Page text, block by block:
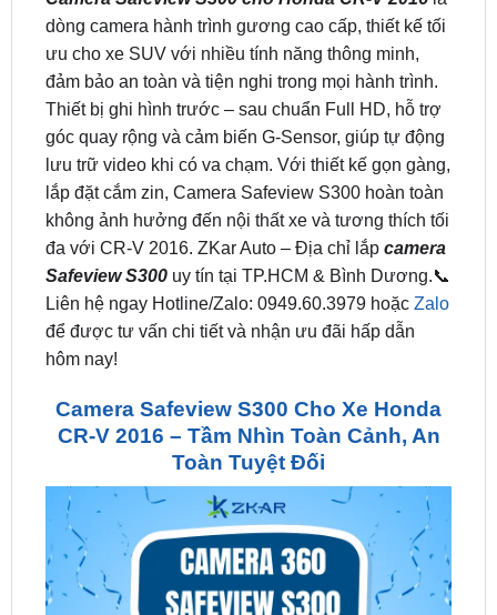
đảm bảo an toàn và tiện nghi trong mọi hành trình.
Thiết bị ghi hình trước – sau chuẩn Full HD, hỗ trợ
góc quay rộng và cảm biến G-Sensor, giúp tự động
lưu trữ video khi có va chạm. Với thiết kế gọn gàng,
lắp đặt cắm zin, Camera Safeview S300 hoàn toàn
không ảnh hưởng đến nội thất xe và tương thích tối
đa với CR-V 2016. ZKar Auto – Địa chỉ lắpcamera
Safeview S300uy tín tại TP.HCM & Bình Dương.📞
Liên hệ ngay Hotline/Zalo: 0949.60.3979 hoặcZalo
để được tư vấn chi tiết và nhận ưu đãi hấp dẫn
hôm nay!
Camera Safeview S300 Cho Xe Honda
Toàn Tuyệt Đối